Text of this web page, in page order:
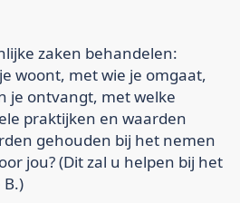
zaken behandelen:
woont, met wie je omgaat,
je ontvangt, met welke
praktijken en waarden
gehouden bij het nemen
jou? (Dit zal u helpen bij het